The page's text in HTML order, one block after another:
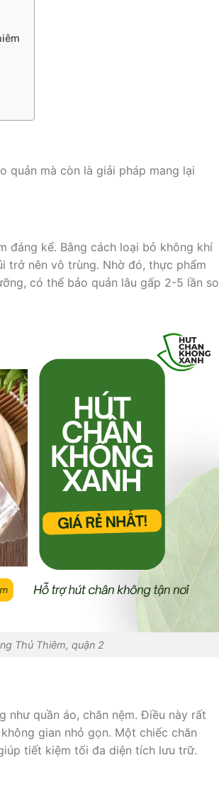
quản mà còn là giải pháp mang lại
đáng kể. Bằng cách loại bỏ không khí
trở nên vô trùng. Nhờ đó, thực phẩm
có thể bảo quản lâu gấp 2-5 lần so
Thủ Thiêm, quận 2
như quần áo, chăn nệm. Điều này rất
gian nhỏ gọn. Một chiếc chăn
tiết kiệm tối đa diện tích lưu trữ.